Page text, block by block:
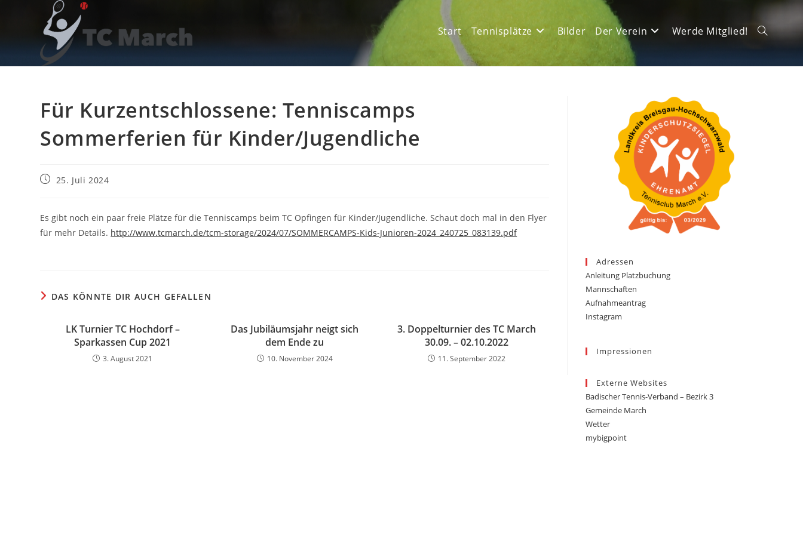
Start Tennisplätze Bilder Der Verein Werde Mitglied! Website-
Für Kurzentschlossene: Tenniscamps
Sommerferien für Kinder/Jugendliche
Beitrag25. Juli 2024
Es gibt noch ein paar freie Plätze für die Tenniscamps beim TC Opfingen für Kinder/Jugendliche. Schaut doch mal in den Flyer
für mehr Details. http://www.tcmarch.de/tcm-storage/2024/07/SOMMERCAMPS-Kids-Junioren-2024_240725_083139.pdf
DAS KÖNNTE DIR AUCH GEFALLEN
LK Turnier TC Hochdorf –
Sparkassen Cup 2021
3. August 2021
Das Jubiläumsjahr neigt sich
dem Ende zu
10. November 2024
3. Doppelturnier des TC March
30.09. – 02.10.2022
11. September 2022
Adressen
Anleitung Platzbuchung
Mannschaften
Aufnahmeantrag
Instagram
Impressionen
Externe Websites
Badischer Tennis-Verband – Bezirk 3
Gemeinde March
Wetter
mybigpoint